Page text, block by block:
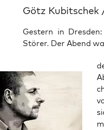
Götz Kubitschek
Gestern in
Störer. Der Abend